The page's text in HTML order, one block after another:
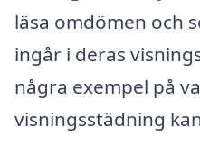
läsa omdömen och
ingår i deras
några exempel på
visningsstädning